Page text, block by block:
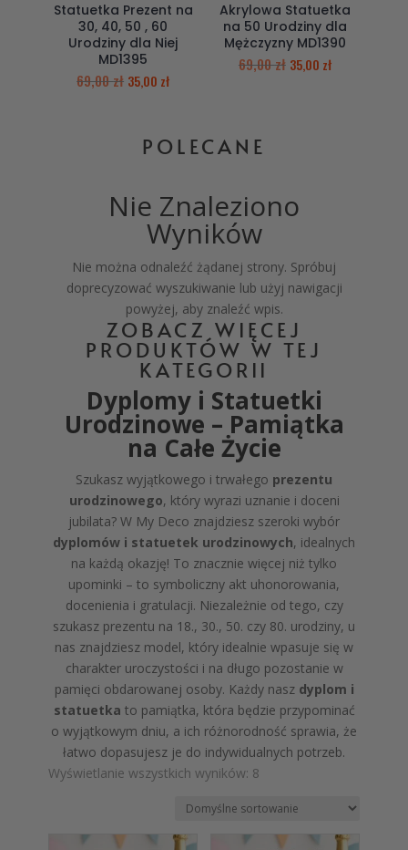
Statuetka Prezent na
30, 40, 50 , 60
Urodziny dla Niej
MD1395
69,00zł 35,00 zł
Akrylowa Statuetka
na 50 Urodziny dla
Mężczyzny MD1390
69,00zł 35,00 zł
POLECANE
Nie Znaleziono
Wyników
Nie można odnaleźć żądanej strony. Spróbuj
doprecyzować wyszukiwanie lub użyj nawigacji
powyżej, aby znaleźć wpis.
ZOBACZ WIĘCEJ
PRODUKTÓW W TEJ
KATEGORII
Dyplomy i Statuetki
Urodzinowe – Pamiątka
na Całe Życie
Szukasz wyjątkowego i trwałego prezentu
urodzinowego, który wyrazi uznanie i doceni
jubilata? W My Deco znajdziesz szeroki wybór
dyplomów i statuetek urodzinowych, idealnych
na każdą okazję! To znacznie więcej niż tylko
upominki – to symboliczny akt uhonorowania,
docenienia i gratulacji. Niezależnie od tego, czy
szukasz prezentu na 18., 30., 50. czy 80. urodziny, u
nas znajdziesz model, który idealnie wpasuje się w
charakter uroczystości i na długo pozostanie w
pamięci obdarowanej osoby. Każdy nasz dyplom i
statuetka to pamiątka, która będzie przypominać
o wyjątkowym dniu, a ich różnorodność sprawia, że
łatwo dopasujesz je do indywidualnych potrzeb.
Wyświetlanie wszystkich wyników: 8